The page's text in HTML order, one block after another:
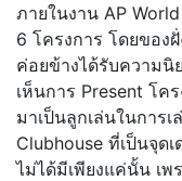
ภายในงาน AP
6 โครงการ โดยของ
ค่อยข้างได้รับความนิ
เห็นการ Present โค
มาเป็นลูกเล่นในการ
Clubhouse ที่เป็นจุด
ไม่ได้มีเพียงแค่นั้น เ